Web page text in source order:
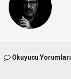
Okuyucu Yorumları